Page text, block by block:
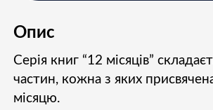
Опис
Серія книг “12 місяців”
частин, кожна з яких
місяцю.